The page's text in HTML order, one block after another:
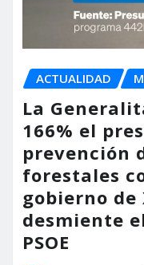
ACTUALIDAD
La
166% el
prevención
forestales
gobierno de
desmiente
PSOE